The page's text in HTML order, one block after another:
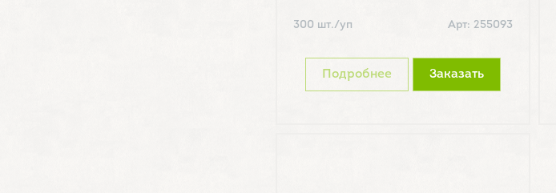
300 шт./уп Арт: 255093
Подробнее Заказать